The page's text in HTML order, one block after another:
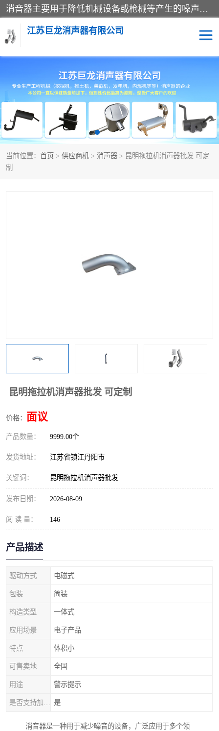
消音器主要用于降低机械设备或枪械等产生的噪声。它通过阻尼或增加排气面积来降低排气速度和功率，从而降低噪声。常见的消音器类型包括阻性消声器、抗性消声器、共振消声器以及阻抗复合式消声器等。这些消音器各有特点，适用于不同频率的噪声消除。
江苏巨龙消声器有限公司
当前位置： 首页 > 供应商机 > 消声器 > 昆明拖拉机消声器批发 可定
制
昆明拖拉机消声器批发 可定制
价格： 面议
产品数量： 9999.00个
发货地址： 江苏省镇江丹阳市
关键词： 昆明拖拉机消声器批发
发布日期： 2026-08-09
阅 读 量： 146
产品描述
驱动方式 电磁式
包装 简装
构造类型 一体式
应用场景 电子产品
特点 体积小
可售卖地 全国
用途 警示提示
是
消音器是一种用于减少噪音的设备，广泛应用于多个领
消声器